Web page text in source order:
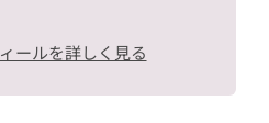
ールを詳しく見る